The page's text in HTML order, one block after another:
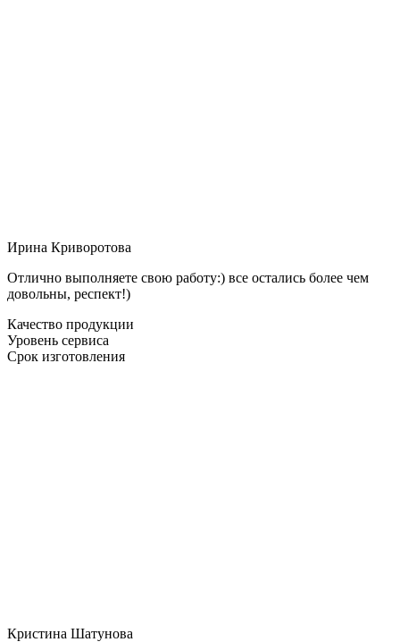
Ирина Криворотова
Отлично выполняете свою работу:) все остались более чем
довольны, респект!)
Качество продукции
Уровень сервиса
Срок изготовления
Кристина Шатунова